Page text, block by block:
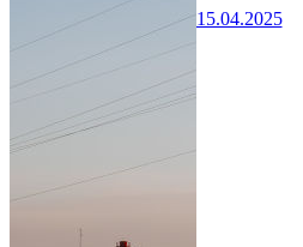
15.04.2025